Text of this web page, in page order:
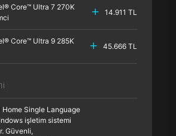
Core™ Ultra 7 270K
14.911 TL
Core™ Ultra 9 285K
45.666 TL
Home Single Language
işletim sistemi
Güvenli,